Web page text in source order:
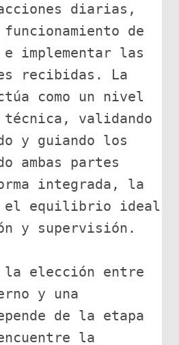
diarias,
de
implementar las
recibidas. La
como un nivel
técnica, validando
y guiando los
ambas partes
integrada, la
el equilibrio ideal
y supervisión.
elección entre
y una
de la etapa
la